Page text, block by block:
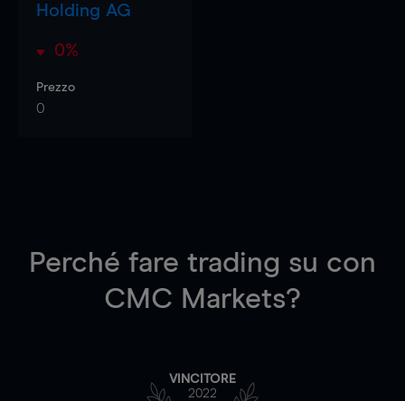
Holding AG
0%
Prezzo
0
Perché fare trading su con
CMC Markets?
VINCITORE
2022